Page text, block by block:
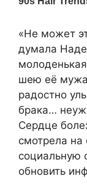
«Не может
думала
шею её
радостно
брака…
Сердце
смотрела на
социальную
обновить